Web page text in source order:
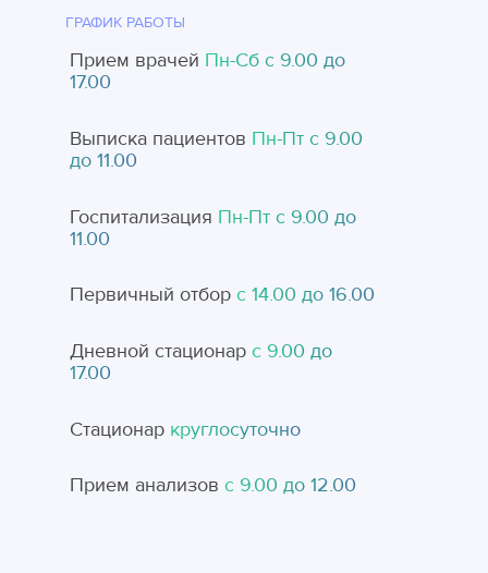
ГРАФИК РАБОТЫ
Прием врачей Пн-Cб с 9.00 до
17.00
Выписка пациентов Пн-Пт с 9.00
до 11.00
Госпитализация Пн-Пт с 9.00 до
11.00
Первичный отбор с 14.00 до 16.00
Дневной стационар с 9.00 до
17.00
Стационар круглосуточно
Прием анализов с 9.00 до 12.00